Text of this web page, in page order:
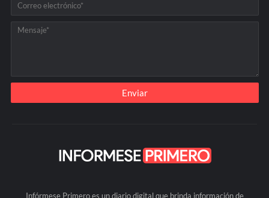
Infórmese Primero es un diario digital que brinda información de